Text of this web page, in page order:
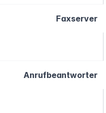
Faxserver
Anrufbeantworter